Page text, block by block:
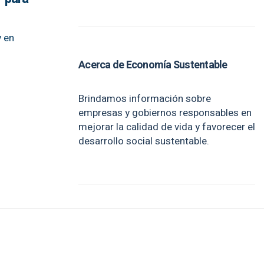
en
Acerca de Economía Sustentable
Brindamos información sobre
empresas y gobiernos responsables en
mejorar la calidad de vida y favorecer el
desarrollo social sustentable.